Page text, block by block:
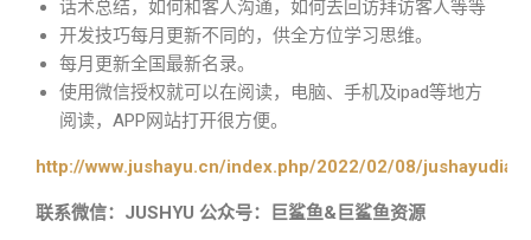
话术总结，如何和客人沟通，如何去回访拜访客人等等
开发技巧每月更新不同的，供全方位学习思维。
每月更新全国最新名录。
使用微信授权就可以在阅读，电脑、手机及ipad等地方
阅读，APP网站打开很方便。
http://www.jushayu.cn/index.php/2022/02/08/
联系微信：JUSHYU 公众号：巨鲨鱼&巨鲨鱼资源